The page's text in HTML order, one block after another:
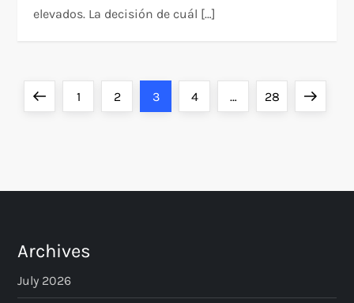
elevados. La decisión de cuál […]
s
p
PreviousPage
1 Page
2 Page
3 Page
4 … Page
28 Next
Archives
July 2026